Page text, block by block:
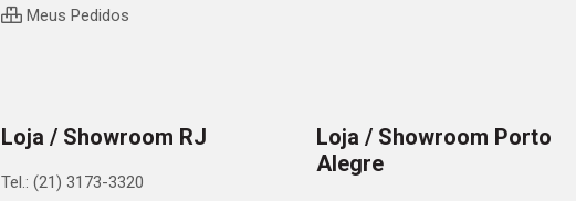
Meus Pedidos
Loja / Showroom RJ
Tel.: (21) 3173-3320
Loja / Showroom Porto
Alegre